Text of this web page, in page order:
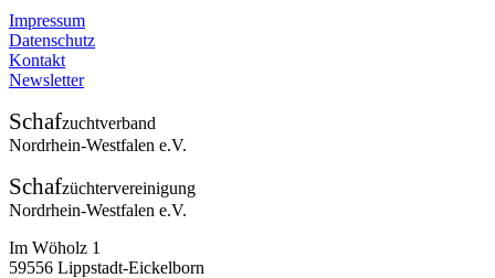
Impressum
Datenschutz
Kontakt
Newsletter
Schafzuchtverband
Nordrhein-Westfalen e.V.
Schafzüchtervereinigung
Nordrhein-Westfalen e.V.
Im Wöholz 1
59556 Lippstadt-Eickelborn